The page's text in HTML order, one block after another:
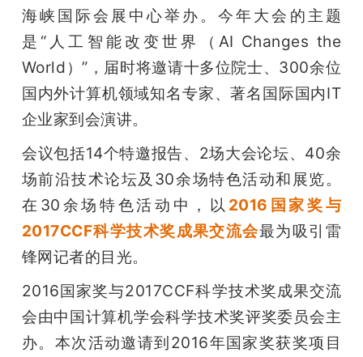
课
活
动
中
GAIR
专
海峡国际会展中心举办。今年大会的主题
是“人工智能改变世界（AI Changes the
World）”，届时将邀请十多位院士、300余位
国内外计算机领域知名专家、著名国际国内IT
企业家到会演讲。
会议包括14个特邀报告、2场大会论坛、40余
场前沿技术论坛及30余场特色活动和展览。
在30余场特色活动中，以 2016国家奖与
2017CCF科学技术奖成果交流会最为吸引雷
锋网记者的目光。
2016国家奖与2017CCF科学技术奖成果交流
会由中国计算机学会科学技术奖评奖委员会主
办。本次活动邀请到2016年国家奖获奖项目